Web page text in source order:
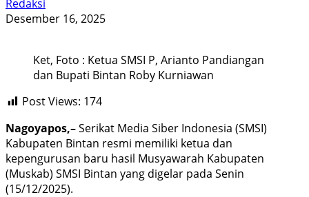
Redaksi
Desember 16, 2025
Ket, Foto : Ketua SMSI P, Arianto Pandiangan
dan Bupati Bintan Roby Kurniawan
Post Views: 174
Nagoyapos,–Serikat Media Siber Indonesia (SMSI)
Kabupaten Bintan resmi memiliki ketua dan
kepengurusan baru hasil Musyawarah Kabupaten
(Muskab) SMSI Bintan yang digelar pada Senin
(15/12/2025).